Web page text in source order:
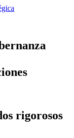
rigorosos